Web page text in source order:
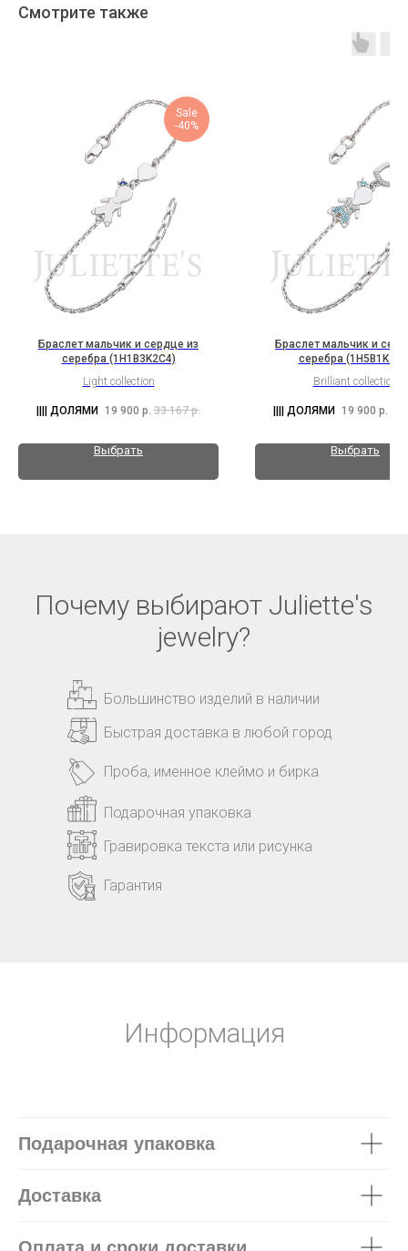
Смотрите также
Sale
-40%
Браслет мальчик и сердце из
серебра (1H1B3K2C4)
Light collection
19 900 р. 33 167 р.
Выбрать
Браслет мальчик и
серебра
Brilliant collection
19 900 р.
Выбрать
Почему выбирают Juliette's
jewelry?
Большинство изделий в наличии
Быстрая доставка в любой город
Подарочная упаковка
Гравировка текста или рисунка
Проба, именное клеймо и бирка
Гарантия
Информация
Подарочная упаковка
Доставка